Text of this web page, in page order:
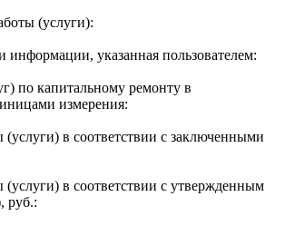
(услуги):
информации, указанная пользователем:
по капитальному ремонту в
измерения:
(услуги) в соответствии с заключенными
(услуги) в соответствии с утвержденным
руб.: